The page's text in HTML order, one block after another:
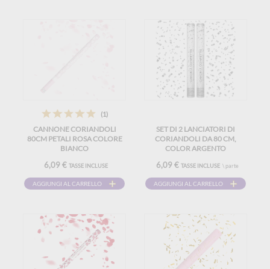
(1)
CANNONE CORIANDOLI
80CM PETALI ROSA COLORE
BIANCO
6,09 € TASSE INCLUSE
AGGIUNGI AL CARRELLO
SET DI 2 LANCIATORI DI
CORIANDOLI DA 80 CM,
COLOR ARGENTO
6,09 € TASSE INCLUSE\ parte
AGGIUNGI AL CARRELLO